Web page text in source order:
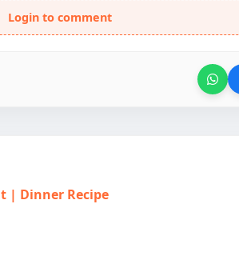
Login to comment
| Dinner Recipe